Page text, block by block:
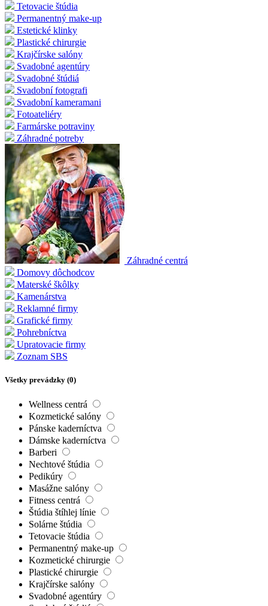
Tetovacie štúdia
Permanentný make-up
Estetické klinky
Plastické chirurgie
Krajčírske salóny
Svadobné agentúry
Svadobné štúdiá
Svadobní fotografi
Svadobní kameramani
Fotoateliéry
Farmárske potraviny
Záhradné potreby
Záhradné centrá
Domovy dôchodcov
Materské škôlky
Kamenárstva
Reklamné firmy
Grafické firmy
Pohrebníctva
Upratovacie firmy
Zoznam SBS
Všetky prevádzky (0)
Wellness centrá
Kozmetické salóny
Pánske kaderníctva
Dámske kaderníctva
Barberi
Nechtové štúdia
Pedikúry
Masážne salóny
Fitness centrá
Štúdia štíhlej línie
Solárne štúdia
Tetovacie štúdia
Permanentný make-up
Kozmetické chirurgie
Plastické chirurgie
Krajčírske salóny
Svadobné agentúry